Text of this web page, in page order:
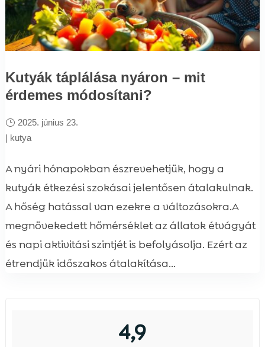
Kutyák táplálása nyáron – mit
érdemes módosítani?
2025. június 23.
| kutya
A nyári hónapokban észrevehetjük, hogy a
kutyák étkezési szokásai jelentősen átalakulnak.
A hőség hatással van ezekre a változásokra.A
megnövekedett hőmérséklet az állatok étvágyát
és napi aktivitási szintjét is befolyásolja. Ezért az
étrendjük időszakos átalakítása...
4,9